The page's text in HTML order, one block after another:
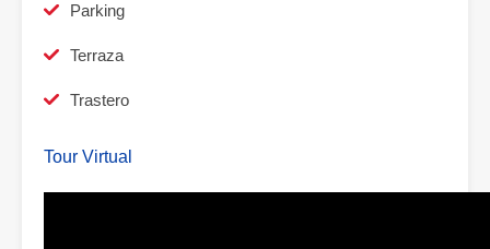
Parking
Terraza
Trastero
Tour Virtual